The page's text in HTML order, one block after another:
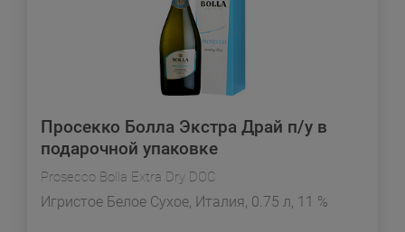
Просекко Болла Экстра Драй п/у в
подарочной упаковке
Prosecco Bolla Extra Dry DOC
Игристое Белое Сухое, Италия, 0.75 л, 11 %